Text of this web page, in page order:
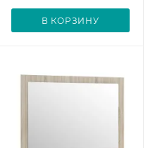
В КОРЗИНУ